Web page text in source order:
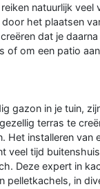
natuurlijk
het plaatsen
dat je
of om een patio
gazon in je tuin,
terras te
Het installeren
veel tijd
Deze expert in
in